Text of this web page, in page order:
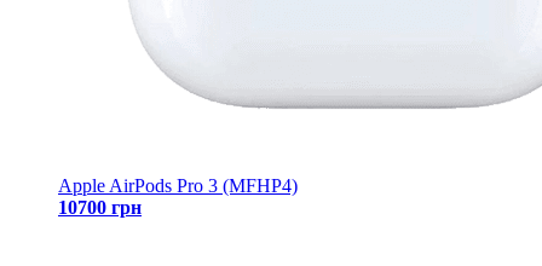
Apple AirPods Pro 3 (MFHP4)
10700 грн